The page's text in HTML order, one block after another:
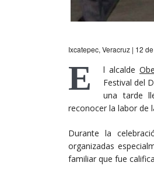
Ixcatepec, Veracruz | 12
E l alcalde
Festival del
una tarde
reconocer la labor de
Durante la
organizadas
familiar que fue